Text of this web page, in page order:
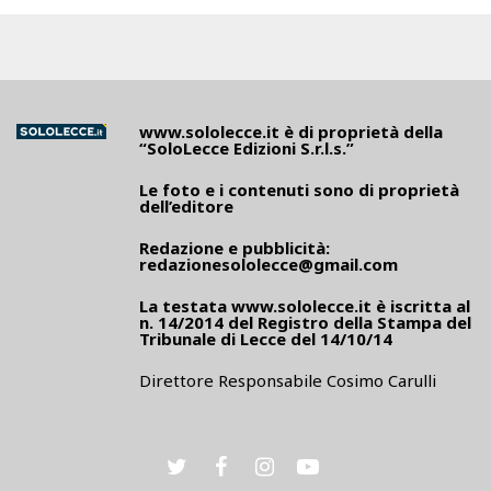
www.sololecce.it è di proprietà della
“SoloLecce Edizioni S.r.l.s.”
Le foto e i contenuti sono di proprietà
dell’editore
Redazione e pubblicità:
redazionesololecce@gmail.com
La testata www.sololecce.it è iscritta al
n. 14/2014 del Registro della Stampa del
Tribunale di Lecce del 14/10/14
Direttore Responsabile Cosimo Carulli